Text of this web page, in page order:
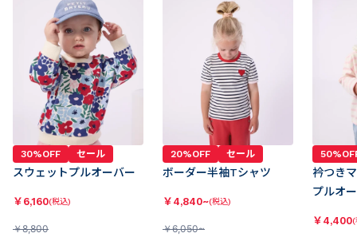
30%OFF セール
スウェットプルオーバー
￥ 6,160(税込)
￥8,800
20%OFF セール
ボーダー半袖Tシャツ
￥ 4,840~(税込)
￥6,050~
衿つき
プルオ
￥ 4,400(